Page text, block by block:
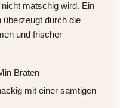
matschig wird. Ein
überzeugt durch die
und frischer
Braten
mit einer samtigen